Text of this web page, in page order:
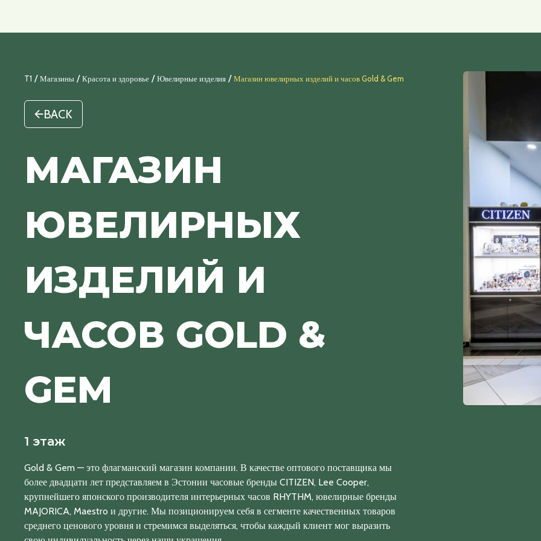
T1 / Магазины / Красота и здоровье / Ювелирные изделия / Магазин ювелирных изделий и часов Gold & Gem
BACK
МАГАЗИН
ЮВЕЛИРНЫХ
ИЗДЕЛИЙ И
ЧАСОВ GOLD &
GEM
1 этаж
Gold & Gem — это флагманский магазин компании. В качестве оптового поставщика мы
более двадцати лет представляем в Эстонии часовые бренды CITIZEN, Lee Cooper,
крупнейшего японского производителя интерьерных часов RHYTHM, ювелирные бренды
MAJORICA, Maestro и другие. Мы позиционируем себя в сегменте качественных товаров
среднего ценового уровня и стремимся выделяться, чтобы каждый клиент мог выразить